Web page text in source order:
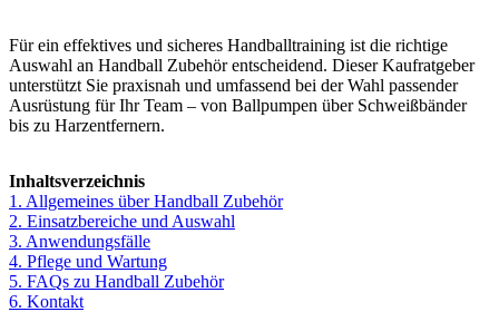
Für ein effektives und sicheres Handballtraining ist die richtige
Auswahl an Handball Zubehör entscheidend. Dieser Kaufratgeber
unterstützt Sie praxisnah und umfassend bei der Wahl passender
Ausrüstung für Ihr Team – von Ballpumpen über Schweißbänder
bis zu Harzentfernern.
Inhaltsverzeichnis
1. Allgemeines über Handball Zubehör
2. Einsatzbereiche und Auswahl
3. Anwendungsfälle
4. Pflege und Wartung
5. FAQs zu Handball Zubehör
6. Kontakt